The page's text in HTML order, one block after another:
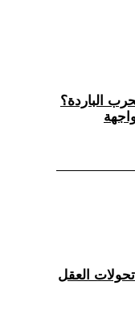
الباردة؟
مكة: تحولات العقل